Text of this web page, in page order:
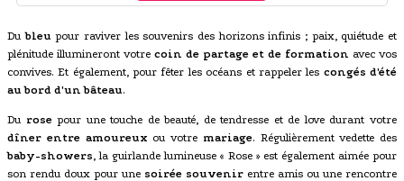
Dubleu pour raviver les souvenirs des horizons infinis ; paix, quiétude et
plénitude illumineront votre coin de partage et de formation avec vos
convives. Et également, pour fêter les océans et rappeler les congés d'été
au bord d'un bâteau.
Du rosepour une touche de beauté, de tendresse et de love durant votre
dîner entre amoureux ou votre mariage. Régulièrement vedette des
baby-showers, la guirlande lumineuse « Rose » est également aimée pour
son rendu doux pour une soirée souvenir entre amis ou une rencontre